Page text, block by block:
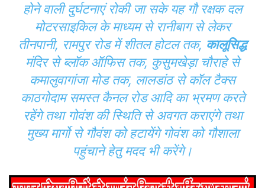
होने वाली दुर्घटनाएं रोकी जा सके यह गौ रक्षक दल
मोटरसाइकिल के माध्यम से रानीबाग से लेकर
तीनपानी, रामपुर रोड में शीतल होटल तक, कालूसिद्ध
मंदिर से ब्लॉक ऑफिस तक, कुसुमखेड़ा चौराहे से
कमालुवागांजा मोड तक, लालडांठ से कॉल टैक्स
काठगोदाम समस्त कैनल रोड आदि का भ्रमण करते
रहेंगे तथा गोवंश की स्थिति से अवगत कराएंगे तथा
मुख्य मार्गो से गौवंश को हटायेंगे गोवंश को गौशाला
पहुंचाने हेतु मदद भी करेंगे।